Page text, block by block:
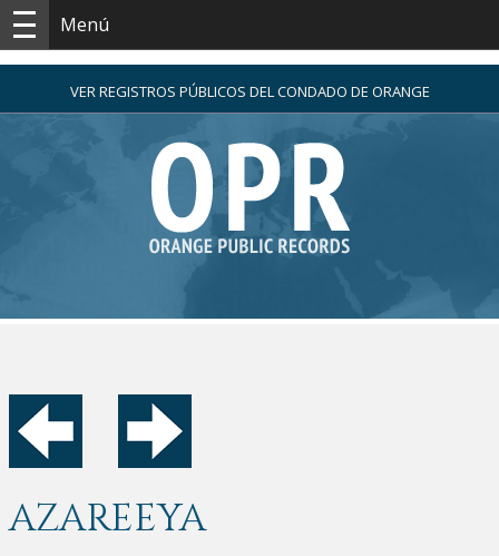
Menú
VER REGISTROS PÚBLICOS DEL CONDADO DE ORANGE
AZAREEYA